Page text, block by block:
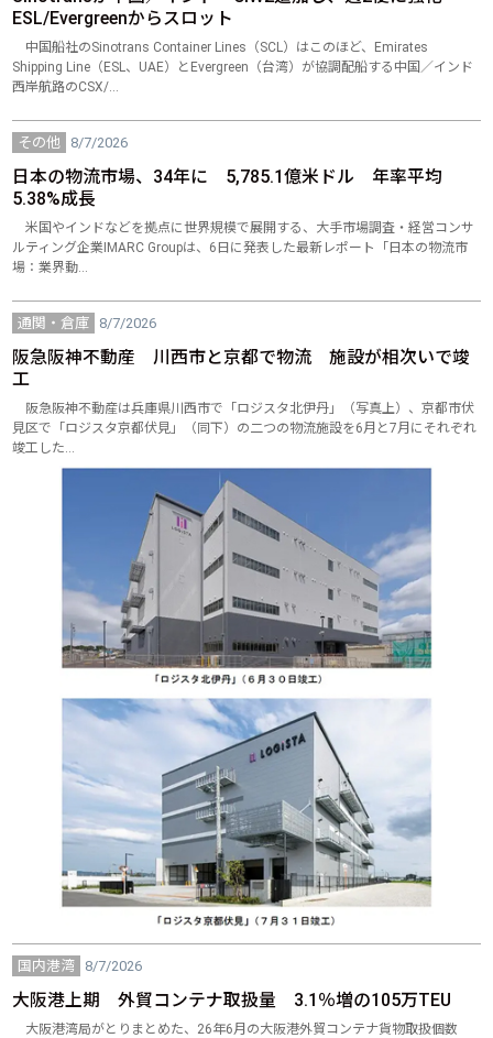
ESL/Evergreenからスロット
中国船社のSinotrans Container Lines（SCL）はこのほど、Emirates
Shipping Line（ESL、UAE）とEvergreen（台湾）が協調配船する中国／インド
西岸航路のCSX/…
その他 8/7/2026
日本の物流市場、34年に 5,785.1億米ドル 年率平均
5.38%成長
米国やインドなどを拠点に世界規模で展開する、大手市場調査・経営コンサ
ルティング企業IMARC Groupは、6日に発表した最新レポート「日本の物流市
場：業界動…
通関・倉庫 8/7/2026
阪急阪神不動産 川西市と京都で物流 施設が相次いで竣
工
阪急阪神不動産は兵庫県川西市で「ロジスタ北伊丹」（写真上）、京都市伏
見区で「ロジスタ京都伏見」（同下）の二つの物流施設を6月と7月にそれぞれ
竣工した…
国内港湾 8/7/2026
大阪港上期 外貿コンテナ取扱量 3.1％増の105万TEU
大阪港湾局がとりまとめた、26年6月の大阪港外貿コンテナ貨物取扱個数